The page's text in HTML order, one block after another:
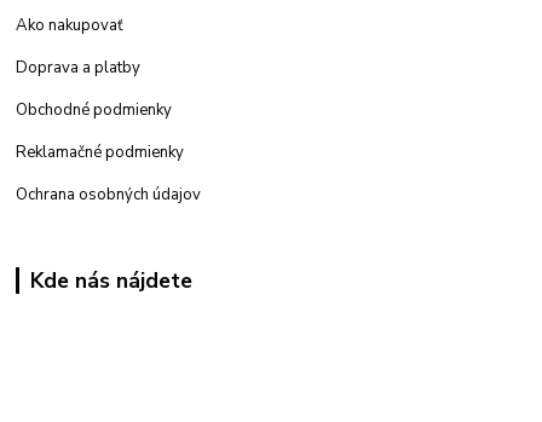
Ako nakupovať
Doprava a platby
Obchodné podmienky
Reklamačné podmienky
Ochrana osobných údajov
Kde nás nájdete